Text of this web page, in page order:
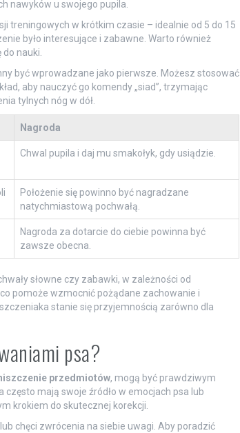
nawyków u swojego pupila.
treningowych w krótkim czasie – idealnie od 5 do 15
było interesujące i zabawne. Warto również
nauki.
być wprowadzane jako pierwsze. Możesz stosować
aby nauczyć go komendy „siad”, trzymając
tylnych nóg w dół.
Nagroda
Chwal pupila i daj mu smakołyk, gdy usiądzie.
Położenie się powinno być nagradzane
natychmiastową pochwałą.
Nagroda za dotarcie do ciebie powinna być
zawsze obecna.
słowne czy zabawki, w zależności od
pomoże wzmocnić pożądane zachowanie i
stanie się przyjemnością zarówno dla
psa?
przedmiotów, mogą być prawdziwym
mają swoje źródło w emocjach psa lub
krokiem do skutecznej korekcji.
chęci zwrócenia na siebie uwagi. Aby poradzić